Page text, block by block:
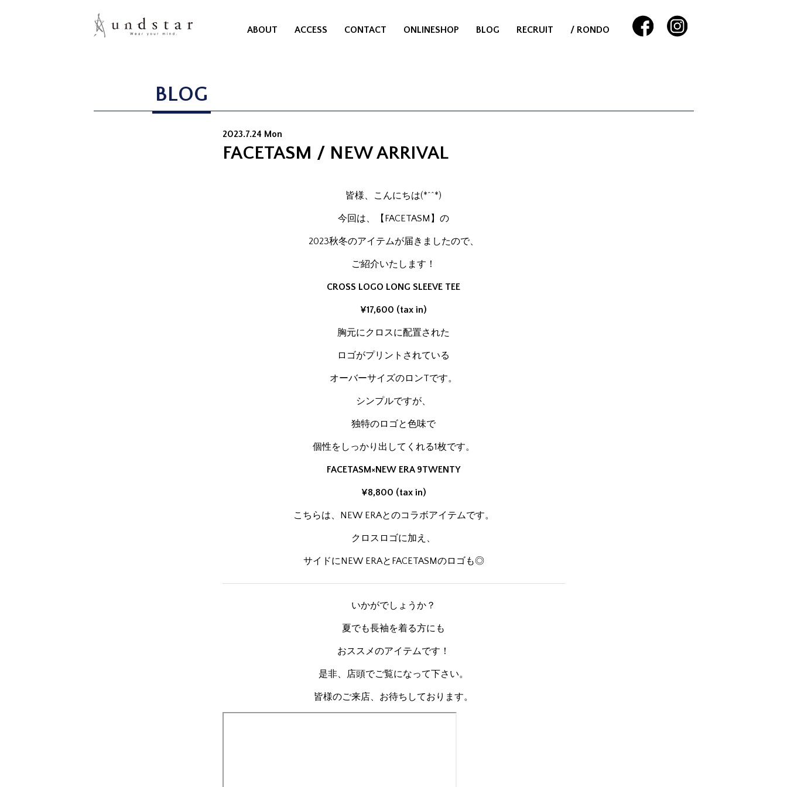
ABOUT ACCESS CONTACT ONLINESHOP BLOG RECRUIT / RONDO
BLOG
2023.7.24 Mon
FACETASM / NEW ARRIVAL
皆様、こんにちは(*^^*)
今回は、【FACETASM】の
2023秋冬のアイテムが届きましたので、
ご紹介いたします！
CROSS LOGO LONG SLEEVE TEE
¥17,600 (tax in)
胸元にクロスに配置された
ロゴがプリントされている
オーバーサイズのロンTです。
シンプルですが、
独特のロゴと色味で
個性をしっかり出してくれる1枚です。
FACETASM×NEW ERA 9TWENTY
¥8,800 (tax in)
こちらは、NEW ERAとのコラボアイテムです。
クロスロゴに加え、
サイドにNEW ERAとFACETASMのロゴも◎
いかがでしょうか？
夏でも長袖を着る方にも
おススメのアイテムです！
是非、店頭でご覧になって下さい。
皆様のご来店、お待ちしております。